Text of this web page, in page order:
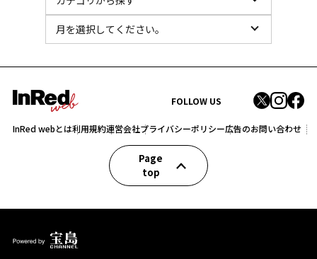
FOLLOW US
InRed webとは利用規約運営会社プライバシーポリシー広告のお問い合わせ
Page
top